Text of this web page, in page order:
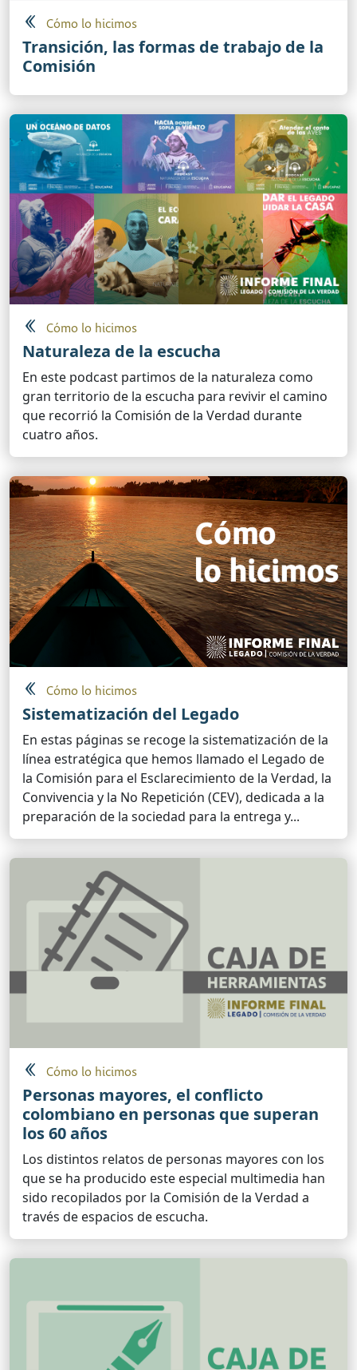
Cómo lo hicimos
Transición, las formas de trabajo de la
Comisión
Cómo lo hicimos
Naturaleza de la escucha
En este podcast partimos de la naturaleza como
gran territorio de la escucha para revivir el camino
que recorrió la Comisión de la Verdad durante
cuatro años.
Cómo lo hicimos
Sistematización del Legado
En estas páginas se recoge la sistematización de la
línea estratégica que hemos llamado el Legado de
la Comisión para el Esclarecimiento de la Verdad, la
Convivencia y la No Repetición (CEV), dedicada a la
preparación de la sociedad para la entrega y...
Cómo lo hicimos
Personas mayores, el conflicto
colombiano en personas que superan
los 60 años
Los distintos relatos de personas mayores con los
que se ha producido este especial multimedia han
sido recopilados por la Comisión de la Verdad a
través de espacios de escucha.